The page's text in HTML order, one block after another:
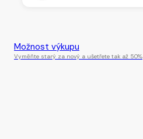
Možnost výkupu
Vyměňte starý za nový a ušetřete tak až 50%